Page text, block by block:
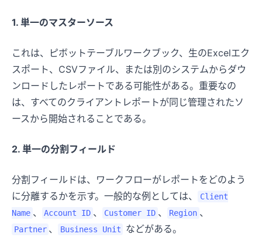
1. 単一のマスターソース
これは、ピボットテーブルワークブック、生のExcelエク
スポート、CSVファイル、または別のシステムからダウ
ンロードしたレポートである可能性がある。重要なの
は、すべてのクライアントレポートが同じ管理されたソ
ースから開始されることである。
2. 単一の分割フィールド
分割フィールドは、ワークフローがレポートをどのよう
に分離するかを示す。一般的な例としては、
Client
Name 、 Account ID 、 Customer ID 、 Region 、
Partner 、 Business Unit などがある。